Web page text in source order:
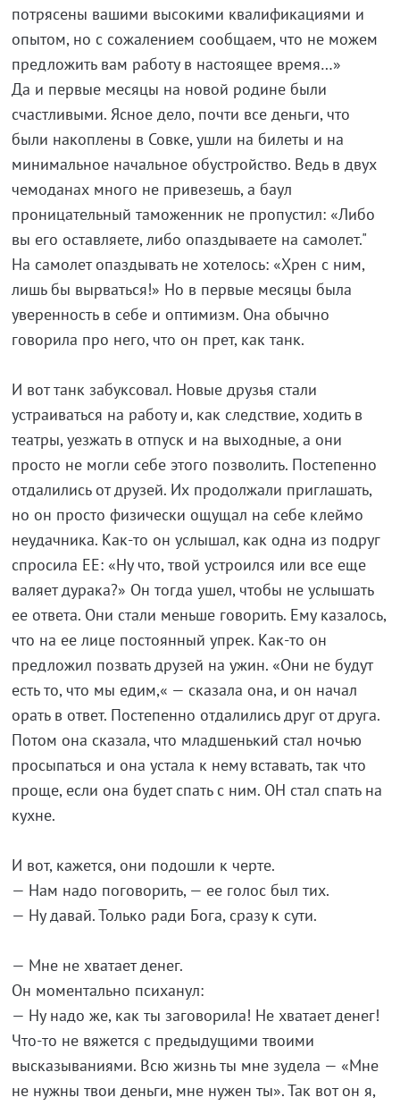
потрясены вашими высокими квалификациями и
опытом, но с сожалением сообщаем, что не можем
предложить вам работу в настоящее время…»
Да и первые месяцы на новой родине были
счастливыми. Ясное дело, почти все деньги, что
были накоплены в Совке, ушли на билеты и на
минимальное начальное обустройство. Ведь в двух
чемоданах много не привезешь, а баул
проницательный таможенник не пропустил: «Либо
вы его оставляете, либо опаздываете на самолет."
На самолет опаздывать не хотелось: «Хрен с ним,
лишь бы вырваться!» Но в первые месяцы была
уверенность в себе и оптимизм. Она обычно
говорила про него, что он прет, как танк.
И вот танк забуксовал. Новые друзья стали
устраиваться на работу и, как следствие, ходить в
театры, уезжать в отпуск и на выходные, а они
просто не могли себе этого позволить. Постепенно
отдалились от друзей. Их продолжали приглашать,
но он просто физически ощущал на себе клеймо
неудачника. Как-то он услышал, как одна из подруг
спросила ЕЕ: «Ну что, твой устроился или все еще
валяет дурака?» Он тогда ушел, чтобы не услышать
ее ответа. Они стали меньше говорить. Ему казалось,
что на ее лице постоянный упрек. Как-то он
предложил позвать друзей на ужин. «Они не будут
есть то, что мы едим,« — сказала она, и он начал
орать в ответ. Постепенно отдалились друг от друга.
Потом она сказала, что младшенький стал ночью
просыпаться и она устала к нему вставать, так что
проще, если она будет спать с ним. ОН стал спать на
кухне.
И вот, кажется, они подошли к черте.
— Нам надо поговорить, — ее голос был тих.
— Ну давай. Только ради Бога, сразу к сути.
— Мне не хватает денег.
Он моментально психанул:
— Ну надо же, как ты заговорила! Не хватает денег!
Что-то не вяжется с предыдущими твоими
высказываниями. Всю жизнь ты мне зудела — «Мне
не нужны твои деньги, мне нужен ты». Так вот он я,